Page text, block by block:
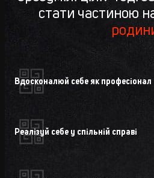
стати частиною
Вдосконалюй себе як професіонал
Реалізуй себе у спільній справі